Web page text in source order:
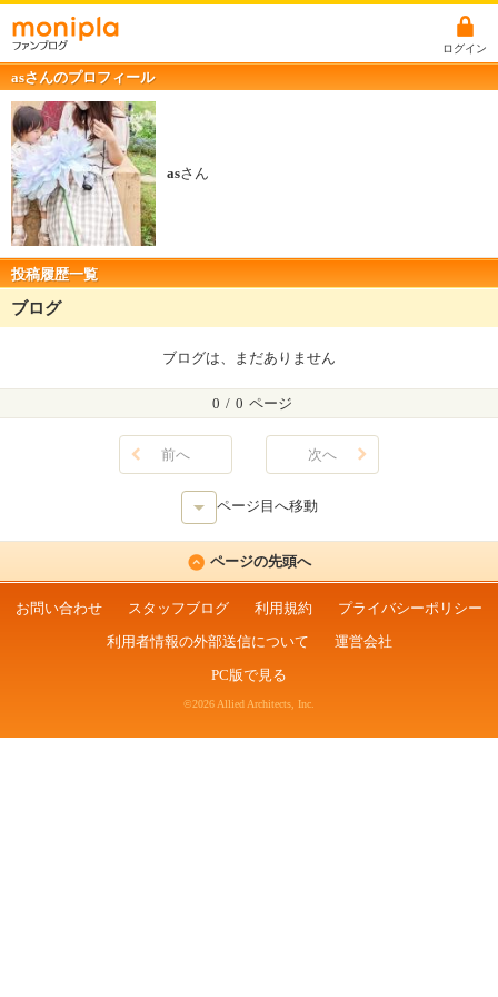
ログイン
asさんのプロフィール
asさん
投稿履歴一覧
ブログ
ブログは、まだありません
0 / 0 ページ
前へ 次へ
ページ目へ移動
ページの先頭へ
お問い合わせ スタッフブログ 利用規約
プライバシーポリシー
利用者情報の外部送信について
運営会社
PC版で見る
©2026 Allied Architects, Inc.